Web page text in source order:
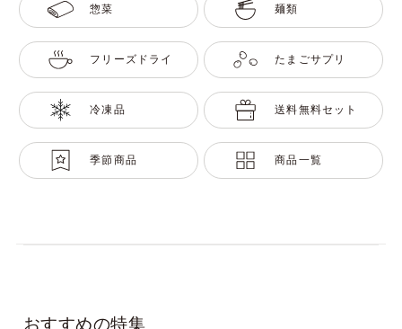
惣菜 麺類
フリーズドライ たまごサプリ
冷凍品 送料無料セット
季節商品 商品一覧
おすすめの特集